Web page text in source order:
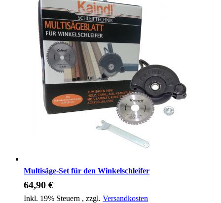
Multisäge-Set für den Winkelschleifer
64,90 €
Inkl. 19% Steuern , zzgl. Versandkosten